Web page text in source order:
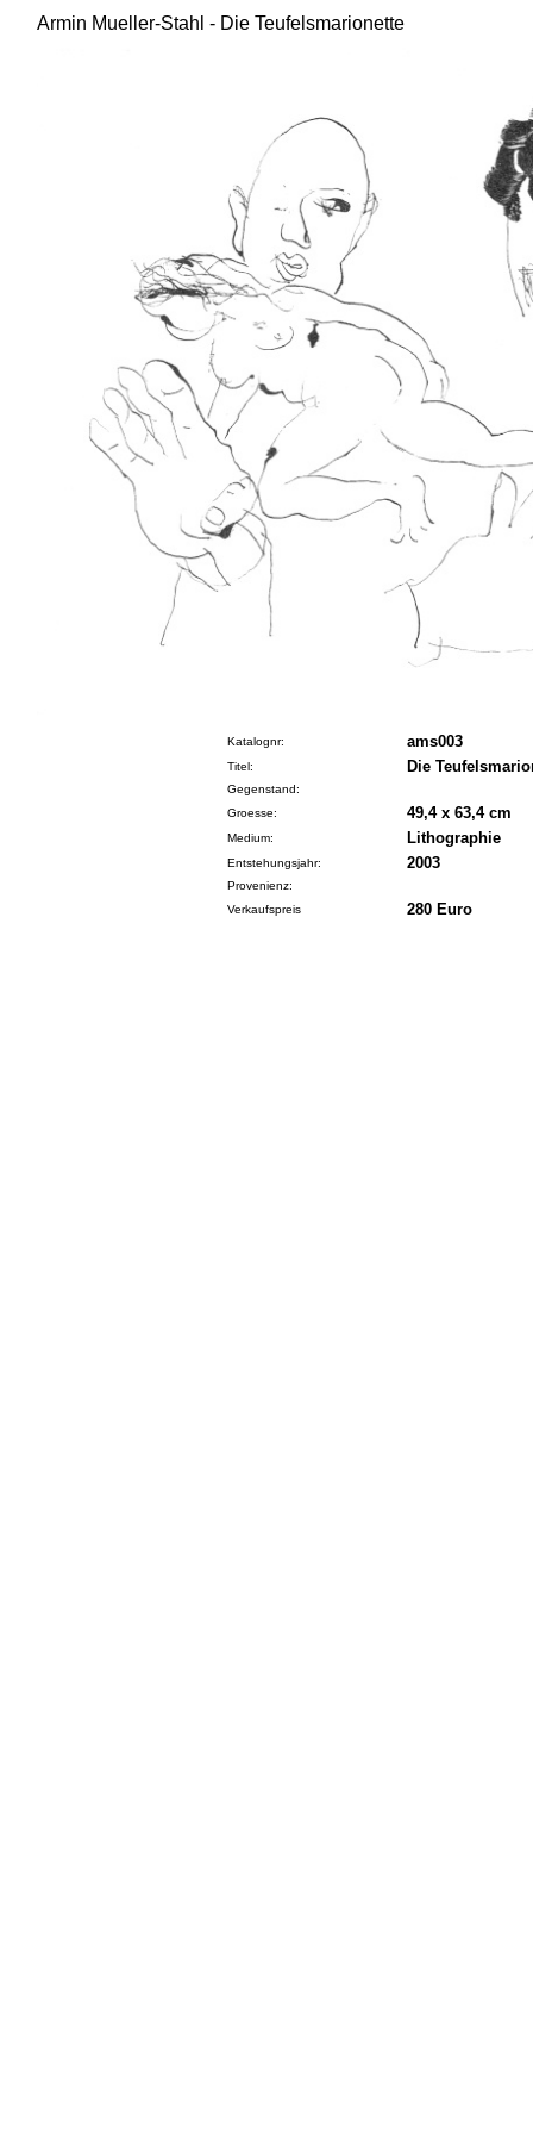
Armin Mueller-Stahl - Die Teufelsmarionette
Katalognr: ams003
Titel: Die
Gegenstand:
Groesse:
49,4 x 63,4 cm
Medium: Lithographie
Entstehungsjahr: 2003
Provenienz:
Verkaufspreis
280 Euro